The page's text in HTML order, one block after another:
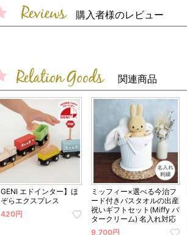
購入者様のレビュー
関連商品
エドインター】ほ
らエクスプレス
円
ミッフィー×選べる今治フ
ード付きバスタオルの出産
祝いギフトセット(Miffy バ
タークリーム) 名入れ対応
9,700円